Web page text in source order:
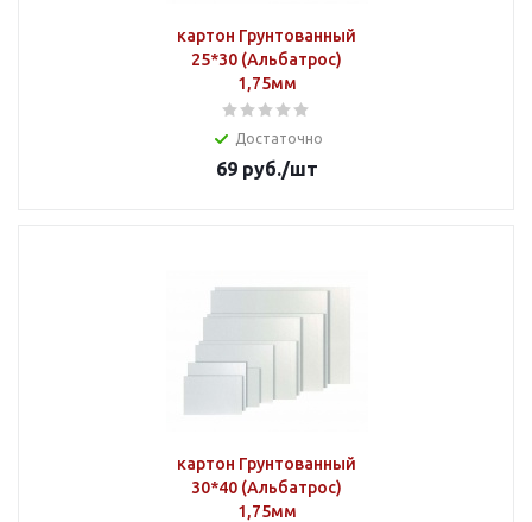
картон Грунтованный
25*30 (Альбатрос)
1,75мм
Достаточно
69руб./шт
картон Грунтованный
30*40 (Альбатрос)
1,75мм